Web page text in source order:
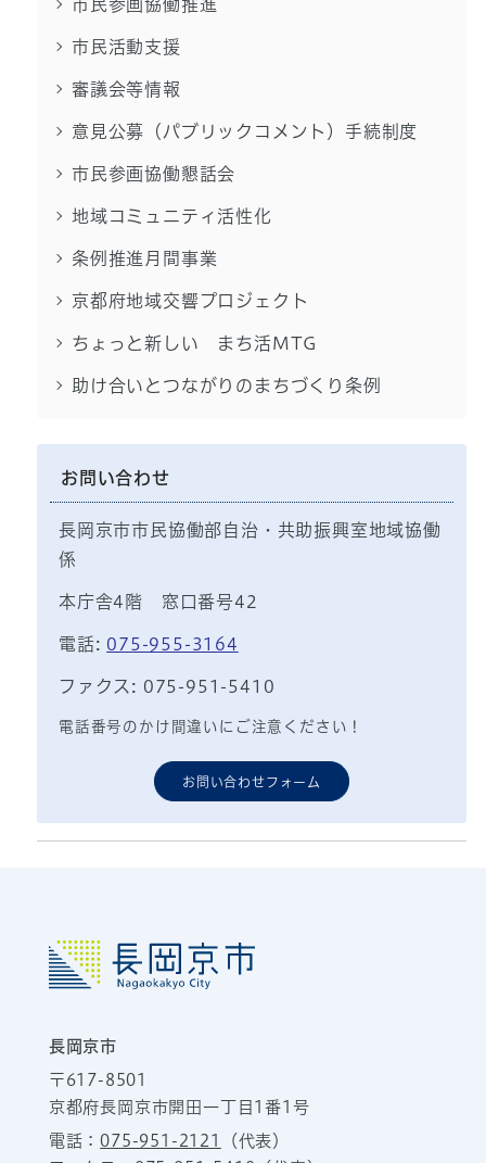
市民参画協働推進
市民活動支援
審議会等情報
意見公募（パブリックコメント）手続制度
市民参画協働懇話会
地域コミュニティ活性化
条例推進月間事業
京都府地域交響プロジェクト
ちょっと新しい まち活MTG
助け合いとつながりのまちづくり条例
お問い合わせ
長岡京市市民協働部自治・共助振興室地域協働
係
本庁舎4階 窓口番号42
電話: 075-955-3164
ファクス: 075-951-5410
電話番号のかけ間違いにご注意ください！
お問い合わせフォーム
長岡京市
〒617-8501
京都府長岡京市開田一丁目1番1号
電話：075-951-2121
（代表）